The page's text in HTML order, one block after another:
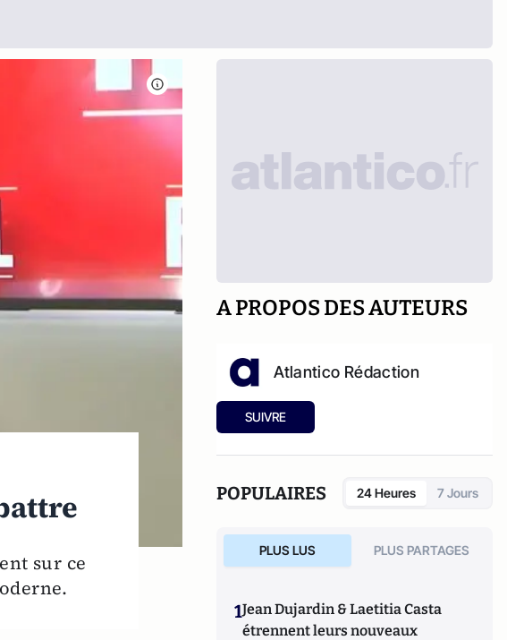
sur ce
A PROPOS DES AUTEURS
Atlantico Rédaction
SUIVRE
POPULAIRES 24 Heures 7 Jours
PLUS LUS PLUS PARTAGES
1Jean Dujardin & Laetitia Casta
étrennent leurs nouveaux